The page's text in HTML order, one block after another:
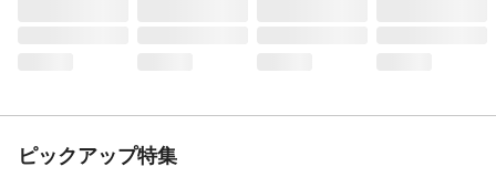
ピックアップ特集